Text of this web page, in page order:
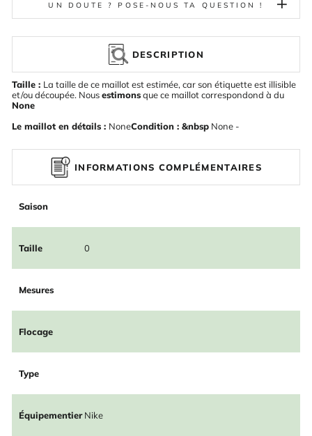
UN DOUTE ? POSE-NOUS TA QUESTION !
DESCRIPTION
Taille : La taille de ce maillot est estimée, car son étiquette est illisible
et/ou découpée. Nousestimonsque ce maillot correspondond à du
None
Le maillot en détails : NoneCondition : &nbsp None -
INFORMATIONS COMPLÉMENTAIRES
Saison
Taille 0
Mesures
Flocage
Type
Équipementier Nike